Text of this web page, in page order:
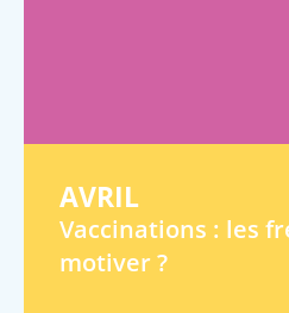
AVRIL
Vaccinations : les
motiver ?